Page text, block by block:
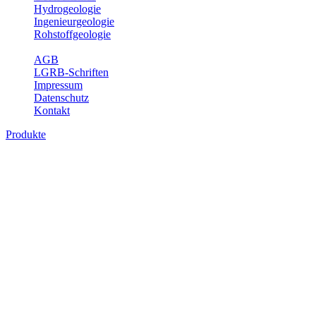
Hydrogeologie
Ingenieurgeologie
Rohstoffgeologie
AGB
LGRB-Schriften
Impressum
Datenschutz
Kontakt
Produkte